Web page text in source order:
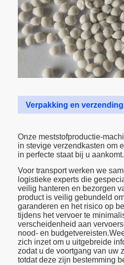
Verpakking en
Onze meststofproductie-
in stevige verzendkasten om
in perfecte staat bij u aankomt.
Voor transport werken we
logistieke experts die
veilig hanteren en bezorgen
product is veilig gebundeld
garanderen en het risico op
tijdens het vervoer te
verscheidenheid aan
nood- en
zich inzet om u uitgebreide
zodat u de voortgang van uw
totdat deze zijn bestemming